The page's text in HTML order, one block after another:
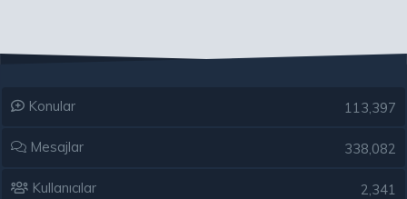
Konular 113,397
Mesajlar 338,082
Kullanıcılar 2,341